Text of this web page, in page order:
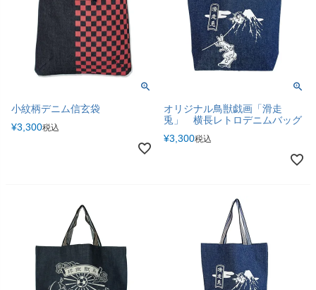
小紋柄デニム信玄袋
¥3,300税込
オリジナル鳥獣戯画「滑走
兎」 横長レトロデニムバッグ
¥3,300税込